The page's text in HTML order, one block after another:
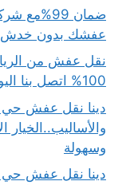
ضمان
عفشك بدون خدش بـ45%خصم
100% اتصل بنا اليوم
دينا نقل عفش حي
وسهولة
دينا نقل عفش